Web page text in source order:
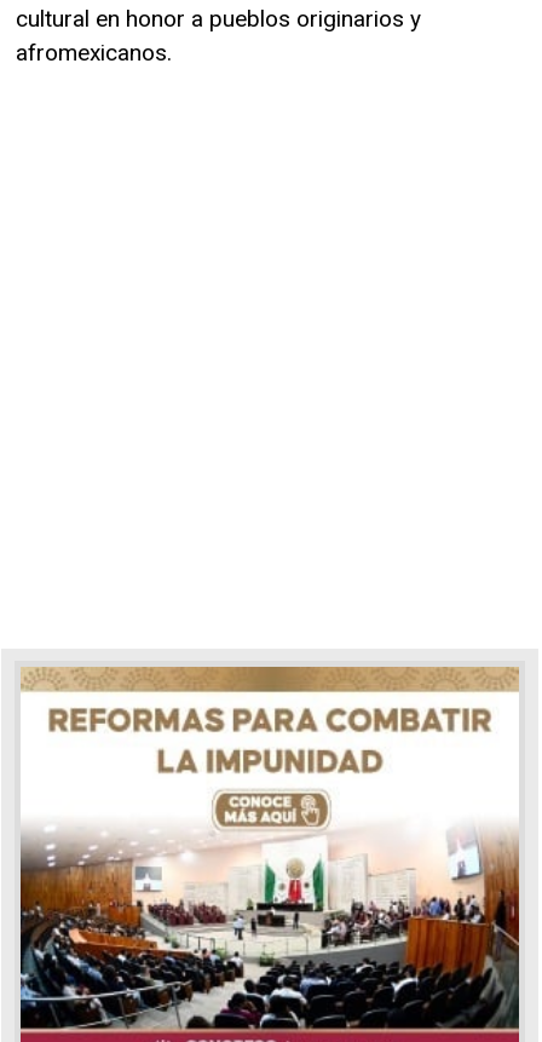
cultural en honor a pueblos originarios y
afromexicanos.